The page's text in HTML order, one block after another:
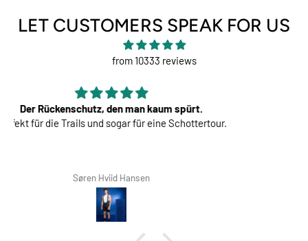
LET CUSTOMERS SPEAK FOR US
from 10333 reviews
Perfekt
Tolle Polster! Sehr bequem
Richard Winterbottom